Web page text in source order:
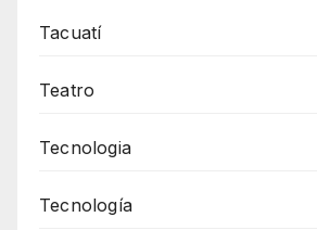
Tacuatí
Teatro
Tecnologia
Tecnología